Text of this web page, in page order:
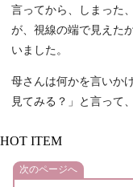
言ってから、しまった
が、視線の端で見えた
いました。
母さんは何かを言いか
見てみる？」と言って
HOT ITEM
次のページへ